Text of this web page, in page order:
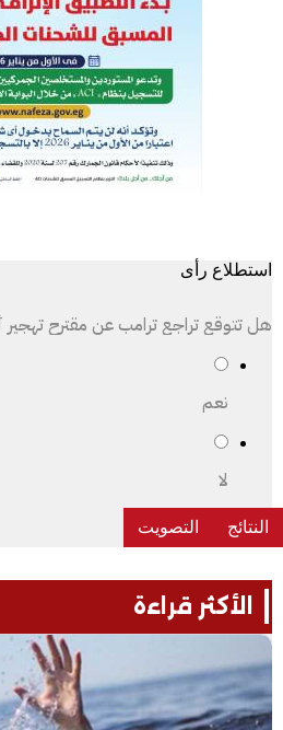
استطلاع رأى
هل تتوقع تراجع ترامب عن مقترح
نعم
لا
الأكثر قراءة